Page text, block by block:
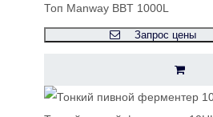
Топ Manway BBT 1000L
Запрос цены